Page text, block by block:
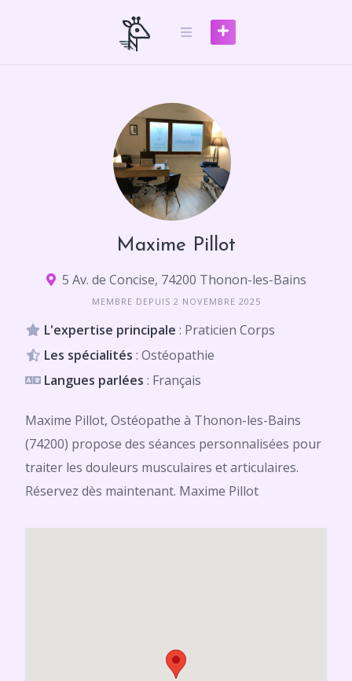
Maxime Pillot
5 Av. de Concise, 74200 Thonon-les-Bains
MEMBRE DEPUIS 2 NOVEMBRE 2025
L'expertise principale : Praticien Corps
Les spécialités : Ostéopathie
Langues parlées : Français
Maxime Pillot, Ostéopathe à Thonon-les-Bains
(74200) propose des séances personnalisées pour
traiter les douleurs musculaires et articulaires.
Réservez dès maintenant. Maxime Pillot